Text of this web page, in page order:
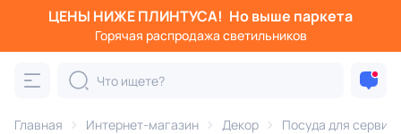
ЦЕНЫ НИЖЕ ПЛИНТУСА! Но выше паркета
Горячая распродажа светильников
Главная Интернет-магазин Декор Посуда для